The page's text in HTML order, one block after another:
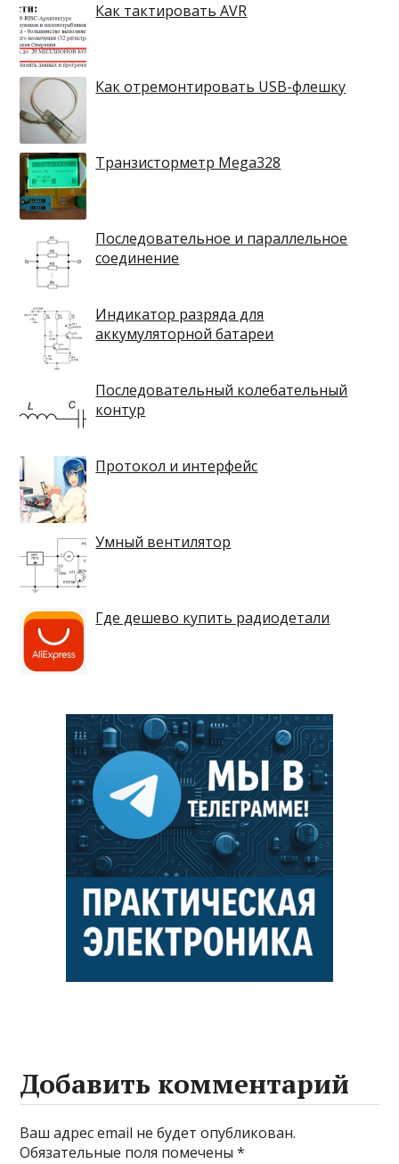
Как тактировать AVR
Как отремонтировать USB-флешку
Транзисторметр Mega328
Последовательное и параллельное
соединение
Индикатор разряда для
аккумуляторной батареи
Последовательный колебательный
контур
Протокол и интерфейс
Умный вентилятор
Где дешево купить радиодетали
Добавить комментарий
Ваш адрес email не будет опубликован.
Обязательные поля помечены*